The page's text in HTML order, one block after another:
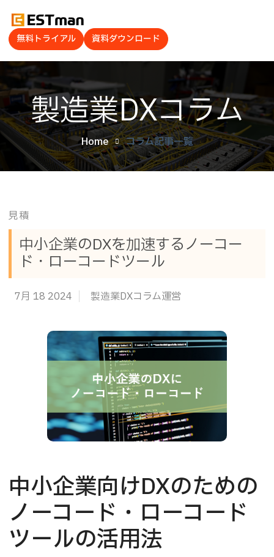
無料トライアル 資料ダウンロード
製造業DXコラム
Home コラム記事一覧
見積
中小企業のDXを加速するノーコー
ド・ローコードツール
7月 18 2024 製造業DXコラム運営
中小企業向けDXのための
ノーコード・ローコード
ツールの活用法